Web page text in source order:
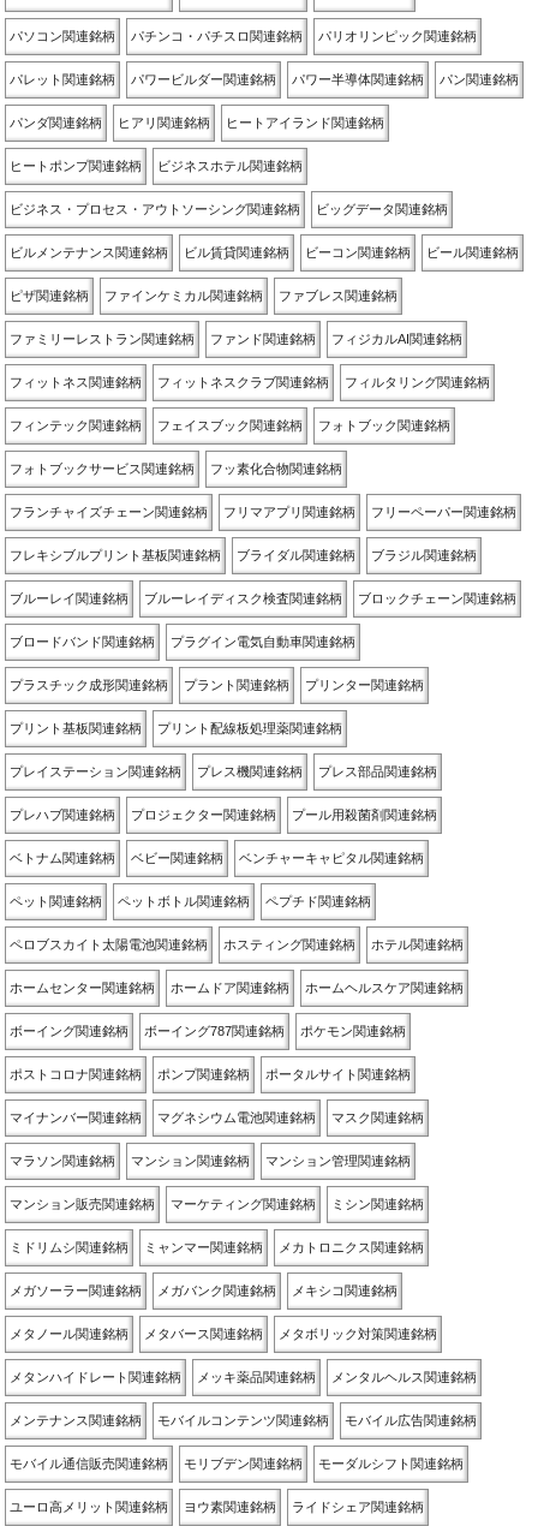
パソコン関連銘柄 パチンコ・パチスロ関連銘柄 パリオリンピック関連銘柄
パレット関連銘柄 パワービルダー関連銘柄 パワー半導体関連銘柄 パン関連銘柄
パンダ関連銘柄 ヒアリ関連銘柄 ヒートアイランド関連銘柄
ヒートポンプ関連銘柄 ビジネスホテル関連銘柄
ビジネス・プロセス・アウトソーシング関連銘柄 ビッグデータ関連銘柄
ビルメンテナンス関連銘柄 ビル賃貸関連銘柄 ビーコン関連銘柄 ビール関連銘柄
ピザ関連銘柄 ファインケミカル関連銘柄 ファブレス関連銘柄
ファミリーレストラン関連銘柄 ファンド関連銘柄 フィジカルAI関連銘柄
フィットネス関連銘柄 フィットネスクラブ関連銘柄 フィルタリング関連銘柄
フィンテック関連銘柄 フェイスブック関連銘柄 フォトブック関連銘柄
フォトブックサービス関連銘柄 フッ素化合物関連銘柄
フランチャイズチェーン関連銘柄 フリマアプリ関連銘柄 フリーペーパー関連銘柄
フレキシブルプリント基板関連銘柄 ブライダル関連銘柄 ブラジル関連銘柄
ブルーレイ関連銘柄 ブルーレイディスク検査関連銘柄 ブロックチェーン関連銘柄
ブロードバンド関連銘柄 プラグイン電気自動車関連銘柄
プラスチック成形関連銘柄 プラント関連銘柄 プリンター関連銘柄
プリント基板関連銘柄 プリント配線板処理薬関連銘柄
プレイステーション関連銘柄 プレス機関連銘柄 プレス部品関連銘柄
プレハブ関連銘柄 プロジェクター関連銘柄 プール用殺菌剤関連銘柄
ベトナム関連銘柄 ベビー関連銘柄 ベンチャーキャピタル関連銘柄
ペット関連銘柄 ペットボトル関連銘柄 ペプチド関連銘柄
ペロブスカイト太陽電池関連銘柄 ホスティング関連銘柄 ホテル関連銘柄
ホームセンター関連銘柄 ホームドア関連銘柄 ホームヘルスケア関連銘柄
ボーイング関連銘柄 ボーイング787関連銘柄 ポケモン関連銘柄
ポストコロナ関連銘柄 ポンプ関連銘柄 ポータルサイト関連銘柄
マイナンバー関連銘柄 マグネシウム電池関連銘柄 マスク関連銘柄
マラソン関連銘柄 マンション関連銘柄 マンション管理関連銘柄
マンション販売関連銘柄 マーケティング関連銘柄 ミシン関連銘柄
ミドリムシ関連銘柄 ミャンマー関連銘柄 メカトロニクス関連銘柄
メガソーラー関連銘柄 メガバンク関連銘柄 メキシコ関連銘柄
メタノール関連銘柄 メタバース関連銘柄 メタボリック対策関連銘柄
メタンハイドレート関連銘柄 メッキ薬品関連銘柄 メンタルヘルス関連銘柄
メンテナンス関連銘柄 モバイルコンテンツ関連銘柄 モバイル広告関連銘柄
モバイル通信販売関連銘柄 モリブデン関連銘柄 モーダルシフト関連銘柄
ユーロ高メリット関連銘柄 ヨウ素関連銘柄 ライドシェア関連銘柄